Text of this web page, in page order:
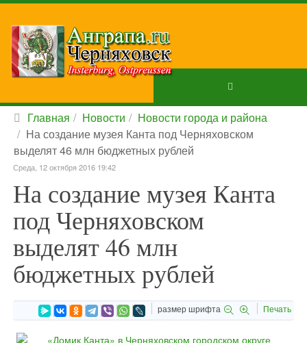
Главная Новости
Новости города и района
На создание музея Канта под Черняховском
выделят 46 млн бюджетных рублей
Среда, 12 октября 2016 19:42
На создание музея Канта
под Черняховском
выделят 46 млн
бюджетных рублей
размер шрифта Печать